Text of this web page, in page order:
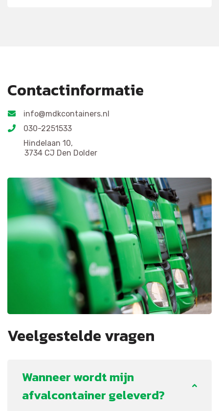
Contactinformatie
info@mdkcontainers.nl
030-2251533
Hindelaan 10,
3734 CJ Den Dolder
Veelgestelde vragen
Wanneer wordt mijn
afvalcontainer geleverd?